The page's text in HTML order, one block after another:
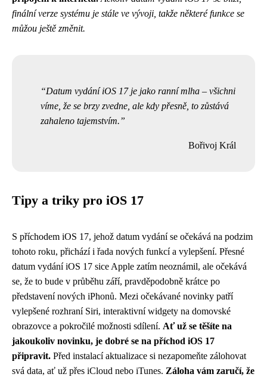
finální verze systému je stále ve vývoji, takže některé funkce se
můžou ještě změnit.
Datum vydání iOS 17 je jako ranní mlha – všichni
víme, že se brzy zvedne, ale kdy přesně, to zůstává
zahaleno tajemstvím.
Bořivoj Král
Tipy a triky pro iOS 17
S příchodem iOS 17, jehož datum vydání se očekává na podzim
tohoto roku, přichází i řada nových funkcí a vylepšení. Přesné
datum vydání iOS 17 sice Apple zatím neoznámil, ale očekává
se, že to bude v průběhu září, pravděpodobně krátce po
představení nových iPhonů. Mezi očekávané novinky patří
vylepšené rozhraní Siri, interaktivní widgety na domovské
obrazovce a pokročilé možnosti sdílení. Ať už se těšíte na
jakoukoliv novinku, je dobré se na příchod iOS 17
připravit. Před instalací aktualizace si nezapomeňte zálohovat
svá data, ať už přes iCloud nebo iTunes. Záloha vám zaručí, že